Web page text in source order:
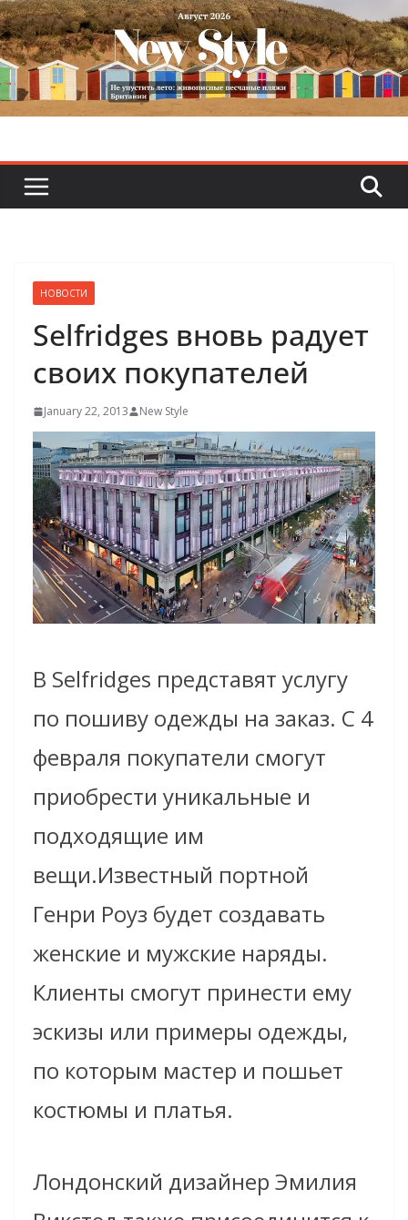
Skip
to
content
НОВОСТИ
Selfridges вновь радует
своих покупателей
January 22, 2013 New Style
В Selfridges представят услугу
по пошиву одежды на заказ. С 4
февраля покупатели смогут
приобрести уникальные и
подходящие им
вещи.Известный портной
Генри Роуз будет создавать
женские и мужские наряды.
Клиенты смогут принести ему
эскизы или примеры одежды,
по которым мастер и пошьет
костюмы и платья.
Лондонский дизайнер Эмилия